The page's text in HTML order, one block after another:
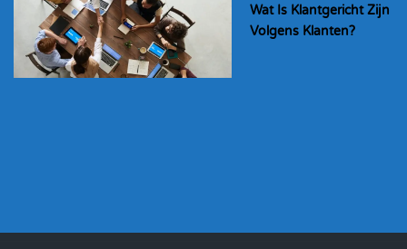
Wat Is Klantgericht Zijn
Volgens Klanten?